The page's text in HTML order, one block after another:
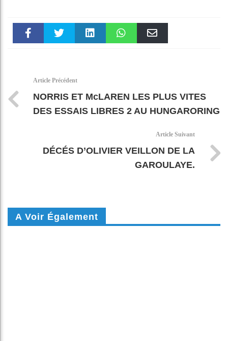
Article Précédent
NORRIS ET McLAREN LES PLUS VITES
DES ESSAIS LIBRES 2 AU HUNGARORING
Article Suivant
DÉCÉS D’OLIVIER VEILLON DE LA
GAROULAYE.
A Voir Également